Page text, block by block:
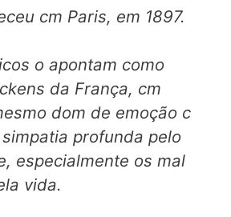
cm Paris, em 1897.
o apontam como
da França, cm
dom de emoção c
profunda pelo
especialmente os mal
vida.